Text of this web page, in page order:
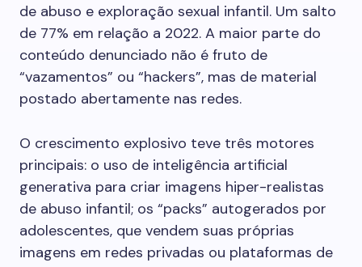
de abuso e exploração sexual infantil. Um salto
de 77% em relação a 2022. A maior parte do
conteúdo denunciado não é fruto de
“vazamentos” ou “hackers”, mas de material
postado abertamente nas redes.
O crescimento explosivo teve três motores
principais: o uso de inteligência artificial
generativa para criar imagens hiper-realistas
de abuso infantil; os “packs” autogerados por
adolescentes, que vendem suas próprias
imagens em redes privadas ou plataformas de